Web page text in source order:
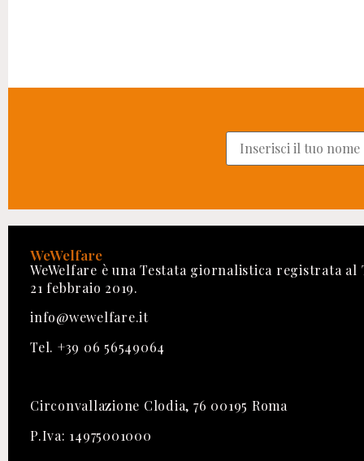
WeWelfare
WeWelfare è una Testata giornalistica registrata al
21 febbraio 2019.
info@wewelfare.it
Tel. +39 06 56549064
Circonvallazione Clodia, 76 00195 Roma
P.Iva: 14975001000